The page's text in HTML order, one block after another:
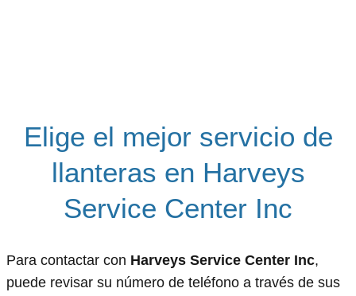
Elige el mejor servicio de
llanteras en Harveys
Service Center Inc
Para contactar con Harveys Service Center Inc,
puede revisar su número de teléfono a través de sus